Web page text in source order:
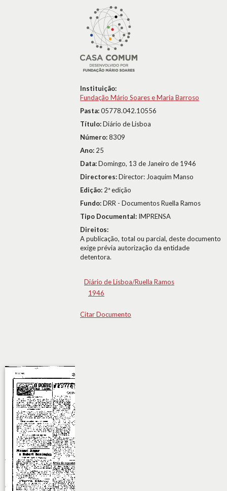
Instituição:
Fundação Mário Soares e Maria Barroso
Pasta:05778.042.10556
Título:Diário de Lisboa
Número:8309
Ano: 25
Data:Domingo, 13 de Janeiro de 1946
Directores:Director: Joaquim Manso
Edição: 2ª edição
Fundo:DRR - Documentos Ruella Ramos
Tipo Documental: IMPRENSA
Direitos:
A publicação, total ou parcial, deste documento
exige prévia autorização da entidade
detentora.
Diário de Lisboa/Ruella Ramos
1946
Citar Documento